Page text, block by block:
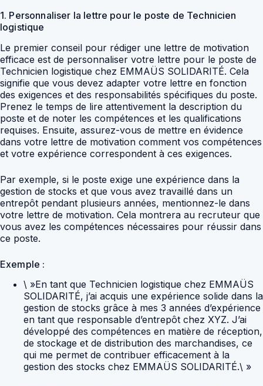
1. Personnaliser la lettre pour le poste de Technicien
logistique
Le premier conseil pour rédiger une lettre de motivation
efficace est de personnaliser votre lettre pour le poste de
Technicien logistique chez EMMAÜS SOLIDARITÉ. Cela
signifie que vous devez adapter votre lettre en fonction
des exigences et des responsabilités spécifiques du poste.
Prenez le temps de lire attentivement la description du
poste et de noter les compétences et les qualifications
requises. Ensuite, assurez-vous de mettre en évidence
dans votre lettre de motivation comment vos compétences
et votre expérience correspondent à ces exigences.
Par exemple, si le poste exige une expérience dans la
gestion de stocks et que vous avez travaillé dans un
entrepôt pendant plusieurs années, mentionnez-le dans
votre lettre de motivation. Cela montrera au recruteur que
vous avez les compétences nécessaires pour réussir dans
ce poste.
Exemple :
\ »En tant que Technicien logistique chez EMMAÜS
SOLIDARITÉ, j’ai acquis une expérience solide dans la
gestion de stocks grâce à mes 3 années d’expérience
en tant que responsable d’entrepôt chez XYZ. J’ai
développé des compétences en matière de réception,
de stockage et de distribution des marchandises, ce
qui me permet de contribuer efficacement à la
gestion des stocks chez EMMAÜS SOLIDARITÉ.\ »